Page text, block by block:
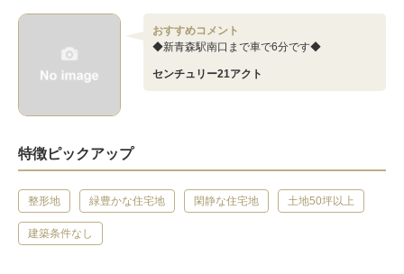
おすすめコメント
◆新青森駅南口まで車で6分です◆
センチュリー21アクト
特徴ピックアップ
整形地 緑豊かな住宅地 閑静な住宅地 土地50坪以上
建築条件なし